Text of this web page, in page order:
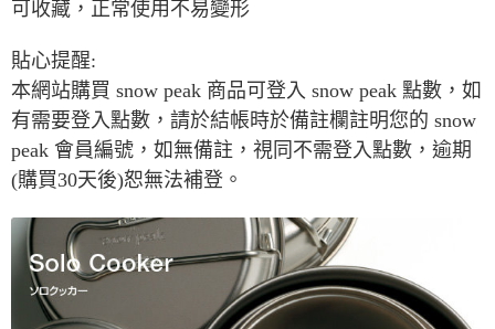
可收藏，正常使用不易變形
貼心提醒:
本網站購買 snow peak 商品可登入 snow peak 點數，如
有需要登入點數，請於結帳時於備註欄註明您的 snow
peak 會員編號，如無備註，視同不需登入點數，逾期
(購買30天後)恕無法補登。